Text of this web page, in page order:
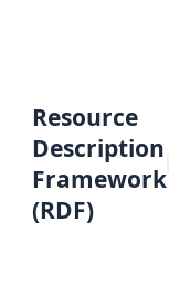
Resource
Description
Framework
(RDF)